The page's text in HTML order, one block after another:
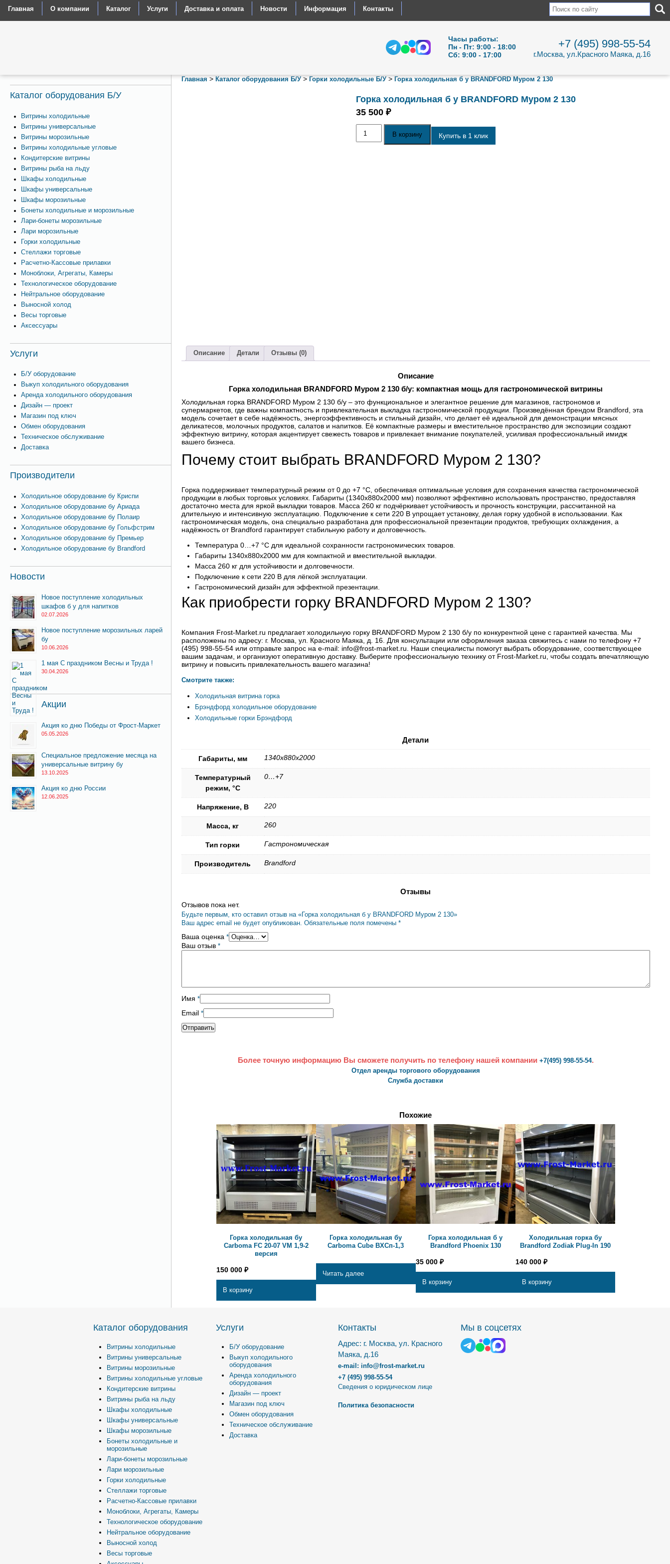
Главная О компании Каталог Услуги Доставка и оплата Новости Информация Контакты
Часы работы:
Пн - Пт: 9:00 - 18:00
Сб: 9:00 - 17:00
+7 (495) 998-55-54
г.Москва, ул.Красного Маяка, д.16
Главная>Каталог оборудования Б/У>Горки холодильные Б/У>Горка холодильная б у BRANDFORD Муром 2 130
Горка холодильная б у BRANDFORD Муром 2 130
35 500 ₽
Количество
товара
Горка
В корзину Купить в 1 клик
Описание Детали Отзывы (0)
Описание
Горка холодильная BRANDFORD Муром 2 130 б/у: компактная мощь для гастрономической витрины
Холодильная горка BRANDFORD Муром 2 130 б/у – это функциональное и элегантное решение для магазинов, гастрономов и
супермаркетов, где важны компактность и привлекательная выкладка гастрономической продукции. Произведённая брендом Brandford, эта
модель сочетает в себе надёжность, энергоэффективность и стильный дизайн, что делает её идеальной для демонстрации мясных
деликатесов, молочных продуктов, салатов и напитков. Её компактные размеры и вместительное пространство для экспозиции создают
эффектную витрину, которая акцентирует свежесть товаров и привлекает внимание покупателей, усиливая профессиональный имидж
вашего бизнеса.
Почему стоит выбрать BRANDFORD Муром 2 130?
Горка поддерживает температурный режим от 0 до +7 °C, обеспечивая оптимальные условия для сохранения качества гастрономической
продукции в любых торговых условиях. Габариты (1340х880х2000 мм) позволяют эффективно использовать пространство, предоставляя
достаточно места для яркой выкладки товаров. Масса 260 кг подчёркивает устойчивость и прочность конструкции, рассчитанной на
длительную и интенсивную эксплуатацию. Подключение к сети 220 В упрощает установку, делая горку удобной в использовании. Как
гастрономическая модель, она специально разработана для профессиональной презентации продуктов, требующих охлаждения, а
надёжность от Brandford гарантирует стабильную работу и долговечность.
Температура 0…+7 °C для идеальной сохранности гастрономических товаров.
Габариты 1340х880х2000 мм для компактной и вместительной выкладки.
Масса 260 кг для устойчивости и долговечности.
Подключение к сети 220 В для лёгкой эксплуатации.
Гастрономический дизайн для эффектной презентации.
Как приобрести горку BRANDFORD Муром 2 130?
Компания Frost-Market.ru предлагает холодильную горку BRANDFORD Муром 2 130 б/у по конкурентной цене с гарантией качества. Мы
расположены по адресу: г. Москва, ул. Красного Маяка, д. 16. Для консультации или оформления заказа свяжитесь с нами по телефону +7
(495) 998-55-54 или отправьте запрос на e-mail: info@frost-market.ru. Наши специалисты помогут выбрать оборудование, соответствующее
вашим задачам, и организуют оперативную доставку. Выберите профессиональную технику от Frost-Market.ru, чтобы создать впечатляющую
витрину и повысить привлекательность вашего магазина!
Смотрите также:
Холодильная витрина горка
Брэндфорд холодильное оборудование
Холодильные горки Брэндфорд
Детали
Габариты, мм 1340х880х2000
Температурный
режим, °C
0…+7
Напряжение, В 220
Масса, кг 260
Тип горки Гастрономическая
Производитель Brandford
Отзывы
Отзывов пока нет.
Будьте первым, кто оставил отзыв на «Горка холодильная б у BRANDFORD Муром 2 130»
Ваш адрес email не будет опубликован. Обязательные поля помечены *
Ваша оценка *
Ваш отзыв *
Имя *
Email *
Более точную информацию Вы сможете получить по телефону нашей компании +7(495) 998-55-54.
Отдел аренды торгового оборудования
Служба доставки
Похожие
Горка холодильная бу
Carboma FC 20-07 VM 1,9-2
версия
150 000 ₽
В корзину
Горка холодильная бу
Carboma Cube ВХСп-1,3
Читать далее
Горка холодильная б у
Brandford Phoenix 130
35 000 ₽
В корзину
Холодильная горка бу
Brandford Zodiak Plug-In 190
140 000 ₽
В корзину
Каталог оборудования Б/У
Витрины холодильные
Витрины универсальные
Витрины морозильные
Витрины холодильные угловые
Кондитерские витрины
Витрины рыба на льду
Шкафы холодильные
Шкафы универсальные
Шкафы морозильные
Бонеты холодильные и морозильные
Лари-бонеты морозильные
Лари морозильные
Горки холодильные
Стеллажи торговые
Расчетно-Кассовые прилавки
Моноблоки, Агрегаты, Камеры
Технологическое оборудование
Нейтральное оборудование
Выносной холод
Весы торговые
Аксессуары
Услуги
Б/У оборудование
Выкуп холодильного оборудования
Аренда холодильного оборудования
Дизайн — проект
Магазин под ключ
Обмен оборудования
Техническое обслуживание
Доставка
Производители
Холодильное оборудование бу Криспи
Холодильное оборудование бу Ариада
Холодильное оборудование бу Полаир
Холодильное оборудование бу Гольфстрим
Холодильное оборудование бу Премьер
Холодильное оборудование бу Brandford
Новости
Новое поступление холодильных
шкафов б у для напитков
02.07.2026
Новое поступление морозильных ларей
бу
10.06.2026
1 мая С праздником Весны и Труда !
30.04.2026
Акции
Акция ко дню Победы от Фрост-Маркет
05.05.2026
Специальное предложение месяца на
универсальные витрину бу
13.10.2025
Акция ко дню России
12.06.2025
Каталог оборудования
Витрины холодильные
Витрины универсальные
Витрины морозильные
Витрины холодильные угловые
Кондитерские витрины
Витрины рыба на льду
Шкафы холодильные
Шкафы универсальные
Шкафы морозильные
Бонеты холодильные и
морозильные
Лари-бонеты морозильные
Лари морозильные
Горки холодильные
Стеллажи торговые
Расчетно-Кассовые прилавки
Моноблоки, Агрегаты, Камеры
Технологическое оборудование
Нейтральное оборудование
Выносной холод
Весы торговые
Услуги
Б/У оборудование
Выкуп холодильного
оборудования
Аренда холодильного
оборудования
Дизайн — проект
Магазин под ключ
Обмен оборудования
Техническое обслуживание
Доставка
Контакты
Адрес: г. Москва, ул. Красного
Маяка, д.16
e-mail: info@frost-market.ru
+7 (495) 998-55-54
Сведения о юридическом лице
Политика безопасности
Мы в соцсетях